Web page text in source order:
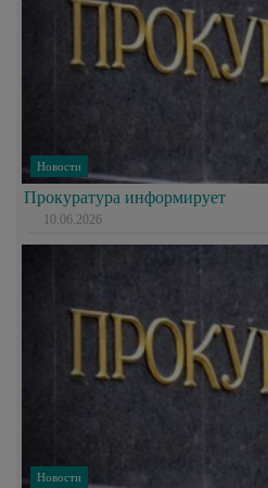
Новости
Прокуратура информирует
10.06.2026
Новости